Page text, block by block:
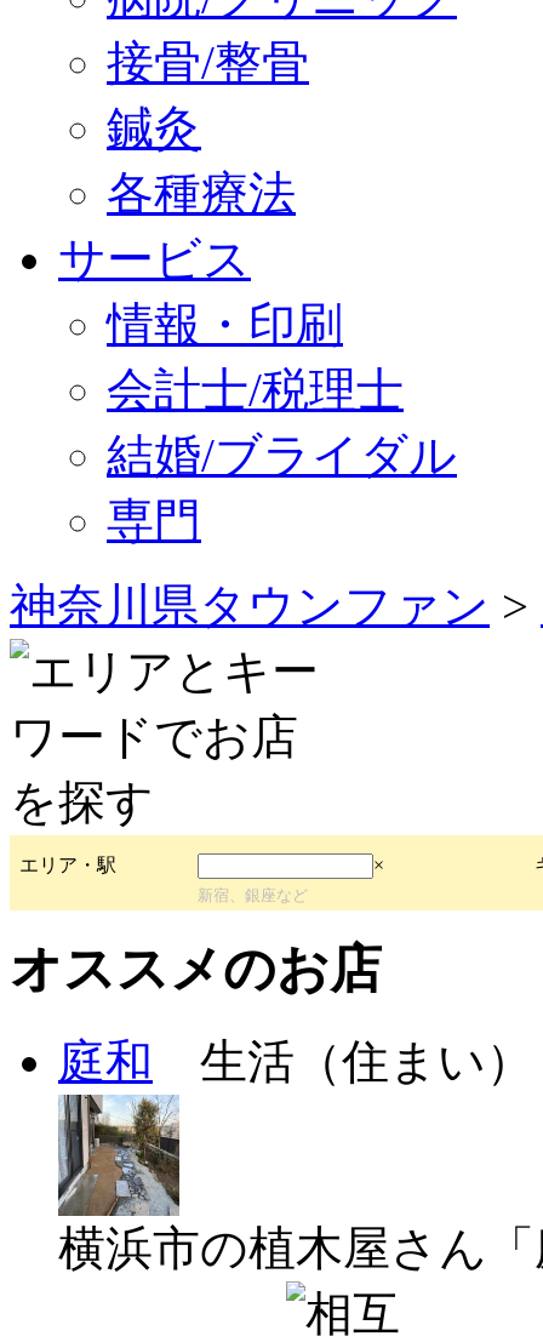
接骨/整骨
鍼灸
各種療法
サービス
情報・印刷
会計士/税理士
結婚/ブライダル
専門
神奈川県タウンファン >
エリア・駅 ×
新宿、銀座など
オススメのお店
庭和 生活（住まい）
横浜市の植木屋さん